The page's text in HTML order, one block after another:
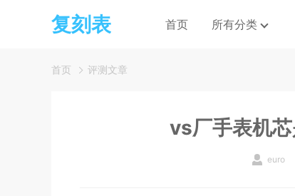
复刻表 首页 所有分类
首页 评测文章
vs厂手表机
euro